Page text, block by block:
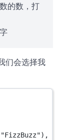
的数，打
们会选择我
"FizzBuzz"),